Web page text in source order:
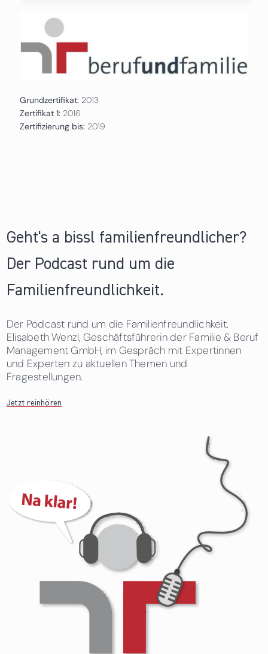
Grundzertifikat: 2013
Zertifikat 1: 2016
Zertifizierung bis: 2019
Geht's a bissl familienfreundlicher?
Der Podcast rund um die
Familienfreundlichkeit.
Der Podcast rund um die Familienfreundlichkeit.
Elisabeth Wenzl, Geschäftsführerin der Familie & Beruf
Management GmbH, im Gespräch mit Expertinnen
und Experten zu aktuellen Themen und
Fragestellungen.
Jetzt reinhören